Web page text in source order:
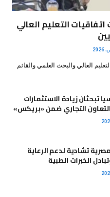
التعليم العالي
العالي والبحث العلمي والقائم
تبحثان زيادة الاستثمارات
التجاري ضمن «بريكس»
تشادية لدعم الرعاية
الخبرات الطبية